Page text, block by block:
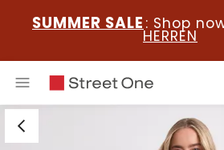
SUMMER SALE : Shop
HERREN